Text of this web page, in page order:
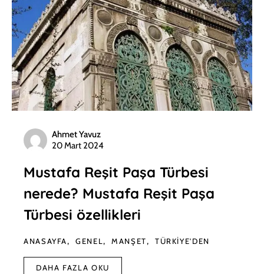
Ahmet Yavuz
20 Mart 2024
Mustafa Reşit Paşa Türbesi
nerede? Mustafa Reşit Paşa
Türbesi özellikleri
ANASAYFA GENEL MANŞET TÜRKIYE'DEN
DAHA FAZLA OKU